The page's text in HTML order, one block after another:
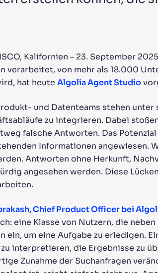
Kalifornien – 23. September
verarbeitet, von mehr als 18.000
hat heute Algolia Agent Studio
und Datenteams stehen
zu integrieren. Dabei
falsche Antworten. Das
Informationen angewiesen.
Antworten ohne Herkunft,
angesehen werden. Diese
Chief Product Officer bei
eine Klasse von Nutzern, die
ein, um eine Aufgabe zu erledigen.
interpretieren, die Ergebnisse zu
Zunahme der Suchanfragen